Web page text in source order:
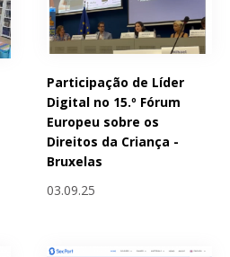
Participação de Líder
Digital no 15.º Fórum
Europeu sobre os
Direitos da Criança -
Bruxelas
03.09.25